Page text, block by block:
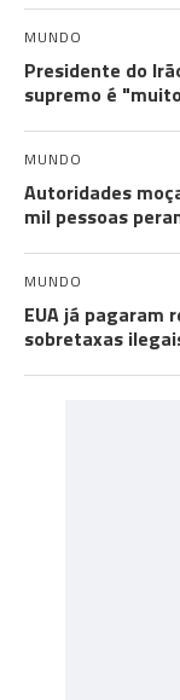
MUNDO
Presidente do
supremo é
MUNDO
Autoridades
mil pessoas
MUNDO
EUA já pagaram
sobretaxas